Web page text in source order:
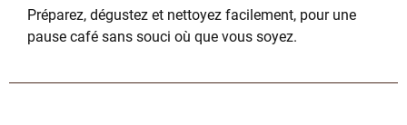
Préparez, dégustez et nettoyez facilement, pour une
pause café sans souci où que vous soyez.